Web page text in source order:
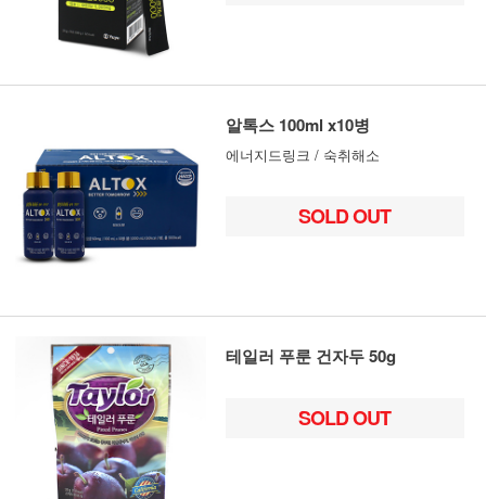
알톡스 100ml x10병
에너지드링크 / 숙취해소
SOLD OUT
테일러 푸룬 건자두 50g
SOLD OUT